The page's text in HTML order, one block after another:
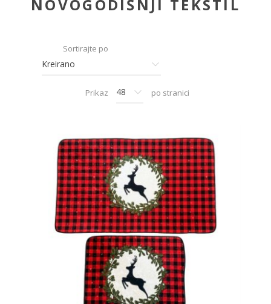
NOVOGODIŠNJI TEKSTIL
Sortirajte po
Prikaz po stranici